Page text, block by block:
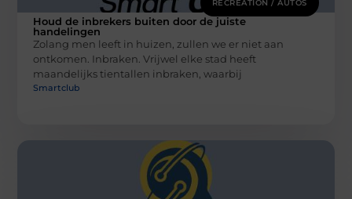
RECREATION / AUTOS
Houd de inbrekers buiten door de juiste
handelingen
Zolang men leeft in huizen, zullen we er niet aan
ontkomen. Inbraken. Vrijwel elke stad heeft
maandelijks tientallen inbraken, waarbij
Smartclub